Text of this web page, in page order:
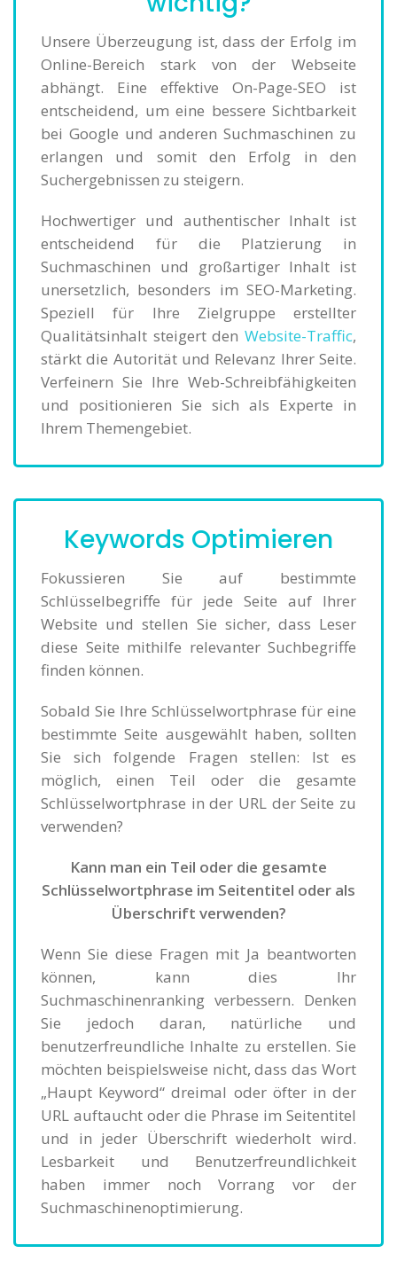
Unsere Überzeugung ist, dass der Erfolg im
Online-Bereich stark von der Webseite
abhängt. Eine effektive On-Page-SEO ist
entscheidend, um eine bessere Sichtbarkeit
bei Google und anderen Suchmaschinen zu
erlangen und somit den Erfolg in den
Suchergebnissen zu steigern.
Hochwertiger und authentischer Inhalt ist
entscheidend für die Platzierung in
Suchmaschinen und großartiger Inhalt ist
unersetzlich, besonders im SEO-Marketing.
Speziell für Ihre Zielgruppe erstellter
Qualitätsinhalt steigert den Website-Traffic,
stärkt die Autorität und Relevanz Ihrer Seite.
Verfeinern Sie Ihre Web-Schreibfähigkeiten
und positionieren Sie sich als Experte in
Ihrem Themengebiet.
Keywords Optimieren
Fokussieren Sie auf bestimmte
Schlüsselbegriffe für jede Seite auf Ihrer
Website und stellen Sie sicher, dass Leser
diese Seite mithilfe relevanter Suchbegriffe
finden können.
Sobald Sie Ihre Schlüsselwortphrase für eine
bestimmte Seite ausgewählt haben, sollten
Sie sich folgende Fragen stellen: Ist es
möglich, einen Teil oder die gesamte
Schlüsselwortphrase in der URL der Seite zu
verwenden?
Kann man ein Teil oder die gesamte
Schlüsselwortphrase im Seitentitel oder als
Überschrift verwenden?
Wenn Sie diese Fragen mit Ja beantworten
können, kann dies Ihr
Suchmaschinenranking verbessern. Denken
Sie jedoch daran, natürliche und
benutzerfreundliche Inhalte zu erstellen. Sie
möchten beispielsweise nicht, dass das Wort
„Haupt Keyword“ dreimal oder öfter in der
URL auftaucht oder die Phrase im Seitentitel
und in jeder Überschrift wiederholt wird.
Lesbarkeit und Benutzerfreundlichkeit
haben immer noch Vorrang vor der
Suchmaschinenoptimierung.